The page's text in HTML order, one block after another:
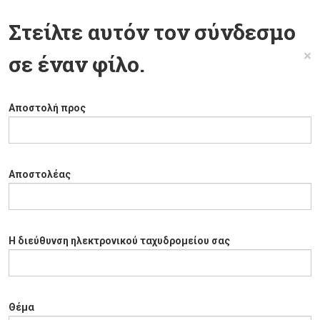
Στείλτε αυτόν τον σύνδεσμο
σε έναν φίλο.
×
Αποστολή προς
Αποστολέας
Η διεύθυνση ηλεκτρονικού ταχυδρομείου σας
Θέμα